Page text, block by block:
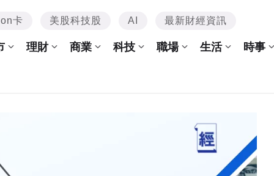
卡 美股科技股 AI 最新財經資訊
理財 商業 科技 職場 生活 時事